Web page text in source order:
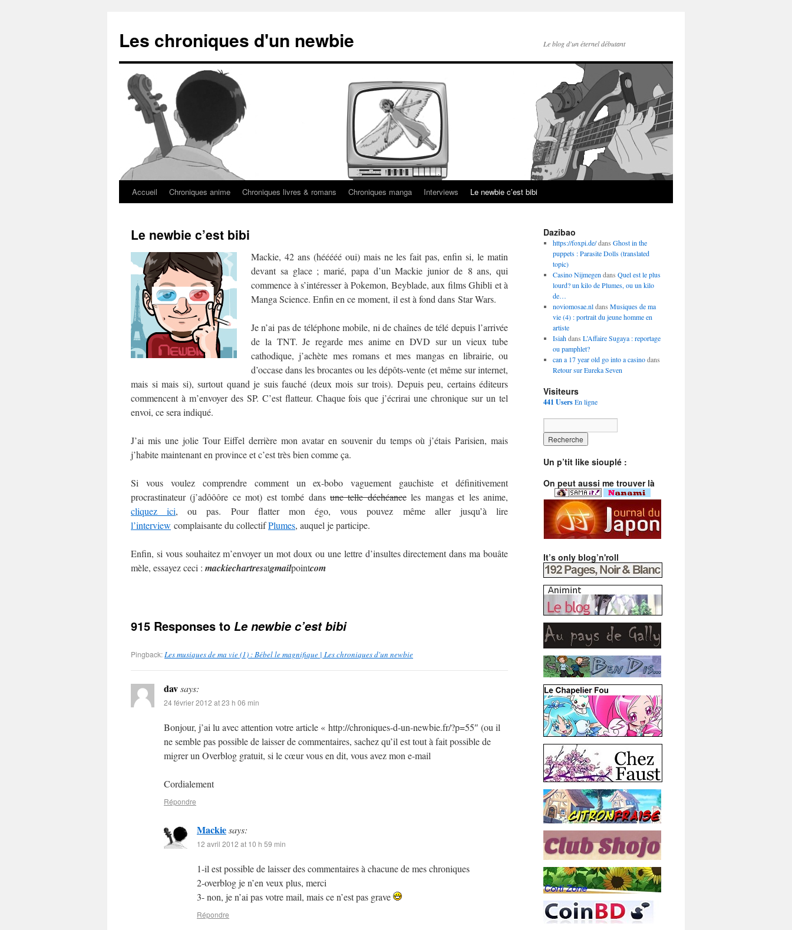
Les chroniques d'un newbie Le blog d'un éternel débutant
Accueil Chroniques anime Chroniques livres & romans Chroniques manga Interviews Le newbie c’est bibi
Le newbie c’est bibi
Mackie, 42 ans (hééééé oui) mais ne les fait pas, enfin si, le matin
devant sa glace ; marié, papa d’un Mackie junior de 8 ans, qui
commence à s’intéresser à Pokemon, Beyblade, aux films Ghibli et à
Manga Science. Enfin en ce moment, il est à fond dans Star Wars.
Je n’ai pas de téléphone mobile, ni de chaînes de télé depuis l’arrivée
de la TNT. Je regarde mes anime en DVD sur un vieux tube
cathodique, j’achète mes romans et mes mangas en librairie, ou
d’occase dans les brocantes ou les dépôts-vente (et même sur internet,
mais si mais si), surtout quand je suis fauché (deux mois sur trois). Depuis peu, certains éditeurs
commencent à m’envoyer des SP. C’est flatteur. Chaque fois que j’écrirai une chronique sur un tel
envoi, ce sera indiqué.
J’ai mis une jolie Tour Eiffel derrière mon avatar en souvenir du temps où j’étais Parisien, mais
j’habite maintenant en province et c’est très bien comme ça.
Si vous voulez comprendre comment un ex-bobo vaguement gauchiste et définitivement
procrastinateur (j’adôôôre ce mot) est tombé dans une telle déchéanceles mangas et les anime,
cliquez ici, ou pas. Pour flatter mon égo, vous pouvez même aller jusqu’à lire
l’interview complaisante du collectifPlumes, auquel je participe.
Enfin, si vous souhaitez m’envoyer un mot doux ou une lettre d’insultes directement dans ma bouâte
mèle, essayez ceci : mackiechartresatgmailpointcom
915 Responses to Le newbie c’est bibi
Pingback:Les musiques de ma vie (1) : Bébel le magnifique | Les chroniques d'un newbie
davsays:
24 février 2012 at 23 h 06 min
Bonjour, j’ai lu avec attention votre article « http://chroniques-d-un-newbie.fr/?p=55″ (ou il
ne semble pas possible de laisser de commentaires, sachez qu’il est tout à fait possible de
migrer un Overblog gratuit, si le cœur vous en dit, vous avez mon e-mail
Cordialement
Répondre
Mackiesays:
12 avril 2012 at 10 h 59 min
1-il est possible de laisser des commentaires à chacune de mes chroniques
2-overblog je n’en veux plus, merci
3- non, je n’ai pas votre mail, mais ce n’est pas grave
Répondre
Dazibao
https://foxpi.de/dans Ghost in the
puppets : Parasite Dolls (translated
topic)
Casino Nijmegen dans Quel est le plus
lourd? un kilo de Plumes, ou un kilo
de…
noviomosae.nldans Musiques de ma
vie (4) : portrait du jeune homme en
artiste
Isiahdans L’Affaire Sugaya : reportage
ou pamphlet?
can a 17 year old go into a casinodans
Retour sur Eureka Seven
Visiteurs
441 UsersEn ligne
Un p’tit like siouplé :
On peut aussi me trouver là
It’s only blog’n'roll